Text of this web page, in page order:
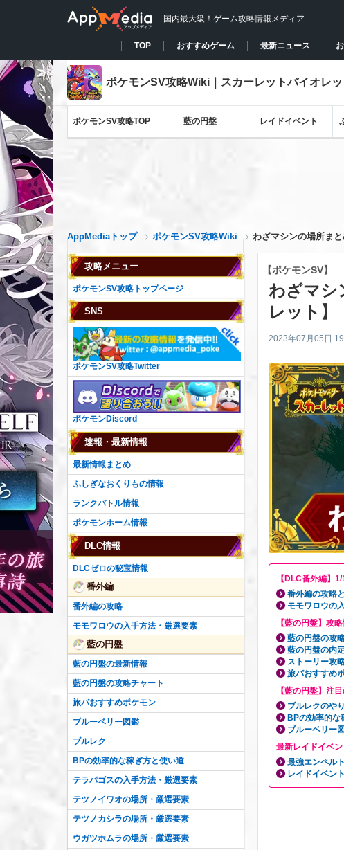
国内最大級！ゲーム攻略情報メディア
TOP おすすめゲーム 最新ニュース
ポケモンSV攻略Wiki｜スカーレットバイオレッ
ポケモンSV攻略TOP 藍の円盤 レイドイベント
AppMediaトップ ポケモンSV攻略Wiki わざマシンの場所ま
【ポケモンSV】
わざマシ
レット】
2023年07月05日
【DLC番外編】
番外編の攻略
モモワロウの
【藍の円盤】攻
藍の円盤の攻
藍の円盤の内
ストーリー攻
旅パおすすめ
【藍の円盤】注
ブルレクのや
BPの効率的な
ブルーベリー
最新レイドイベン
最強エンペル
レイドイベン
攻略メニュー
ポケモンSV攻略トップページ
SNS
ポケモンSV攻略Twitter
ポケモンDiscord
速報・最新情報
最新情報まとめ
ふしぎなおくりもの情報
ランクバトル情報
ポケモンホーム情報
DLC情報
DLCゼロの秘宝情報
番外編
番外編の攻略
モモワロウの入手方法・厳選要素
藍の円盤
藍の円盤の最新情報
藍の円盤の攻略チャート
旅パおすすめポケモン
ブルーベリー図鑑
ブルレク
BPの効率的な稼ぎ方と使い道
テラパゴスの入手方法・厳選要素
テツノイワオの場所・厳選要素
テツノカシラの場所・厳選要素
ウガツホムラの場所・厳選要素